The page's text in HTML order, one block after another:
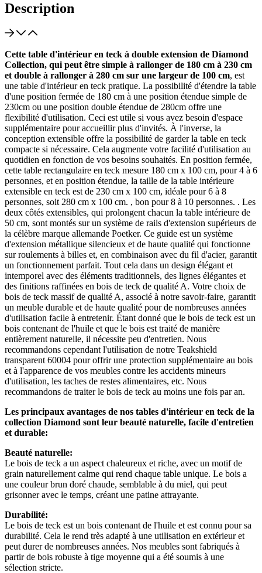
Description
Cette table d'intérieur en teck à double extension de Diamond
Collection, qui peut être simple à rallonger de 180 cm à 230 cm
et double à rallonger à 280 cm sur une largeur de 100 cm, est
une table d'intérieur en teck pratique. La possibilité d'étendre la table
d'une position fermée de 180 cm à une position étendue simple de
230cm ou une position double étendue de 280cm offre une
flexibilité d'utilisation. Ceci est utile si vous avez besoin d'espace
supplémentaire pour accueillir plus d'invités. À l'inverse, la
conception extensible offre la possibilité de garder la table en teck
compacte si nécessaire. Cela augmente votre facilité d'utilisation au
quotidien en fonction de vos besoins souhaités. En position fermée,
cette table rectangulaire en teck mesure 180 cm x 100 cm, pour 4 à 6
personnes, et en position étendue, la taille de la table intérieure
extensible en teck est de 230 cm x 100 cm, idéale pour 6 à 8
personnes, soit 280 cm x 100 cm. , bon pour 8 à 10 personnes. . Les
deux côtés extensibles, qui prolongent chacun la table intérieure de
50 cm, sont montés sur un système de rails d'extension supérieurs de
la célèbre marque allemande Poetker. Ce guide est un système
d'extension métallique silencieux et de haute qualité qui fonctionne
sur roulements à billes et, en combinaison avec du fil d'acier, garantit
un fonctionnement parfait. Tout cela dans un design élégant et
intemporel avec des éléments traditionnels, des lignes élégantes et
des finitions raffinées en bois de teck de qualité A. Votre choix de
bois de teck massif de qualité A, associé à notre savoir-faire, garantit
un meuble durable et de haute qualité pour de nombreuses années
d'utilisation facile à entretenir. Étant donné que le bois de teck est un
bois contenant de l'huile et que le bois est traité de manière
entièrement naturelle, il nécessite peu d'entretien. Nous
recommandons cependant l'utilisation de notre Teakshield
transparent 60004 pour offrir une protection supplémentaire au bois
et à l'apparence de vos meubles contre les accidents mineurs
d'utilisation, les taches de restes alimentaires, etc. Nous
recommandons de traiter le bois de teck au moins une fois par an.
Les principaux avantages de nos tables d'intérieur en teck de la
collection Diamond sont leur beauté naturelle, facile d'entretien
et durable:
Beauté naturelle:
Le bois de teck a un aspect chaleureux et riche, avec un motif de
grain naturellement calme qui rend chaque table unique. Le bois a
une couleur brun doré chaude, semblable à du miel, qui peut
grisonner avec le temps, créant une patine attrayante.
Durabilité:
Le bois de teck est un bois contenant de l'huile et est connu pour sa
durabilité. Cela le rend très adapté à une utilisation en extérieur et
peut durer de nombreuses années. Nos meubles sont fabriqués à
partir de bois robuste à tige moyenne qui a été soumis à une
sélection stricte.